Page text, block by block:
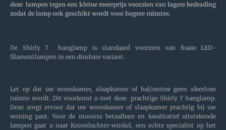
deze lampen tegen een kleine meerprijs voorzien van lagere bedrading
zodat de lamp ook geschikt wordt voor hogere ruimtes.
De Shirly 7 hanglamp is standaard voorzien van fraaie LED-
filamentlampen in een dimbare variant.
Let op dat uw woonkamer, slaapkamer of hal/entree geen sfeerloze
ruimte wordt. Dit voorkomt u met deze prachtige Shirly 7 hanglamp.
Deze zorgt ervoor dat uw woonkamer of slaapkamer prachtig bij uw
woning past. Voor de mooiste betaalbare en kwalitatief uitstekende
lampen gaat u naar Kroonluchter-winkel, een echte specialist op het